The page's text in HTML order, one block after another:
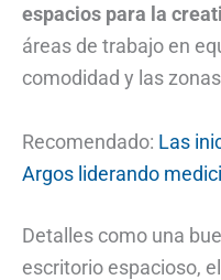
espacios para la
áreas de trabajo en
comodidad y las
Recomendado: Las
Argos liderando
Detalles como una
escritorio espacioso,